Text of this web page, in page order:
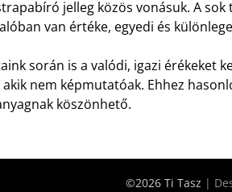
jelleg közös vonásuk. A
van értéke, egyedi és
során is a valódi, igazi érékeket
nem képmutatóak. Ehhez
köszönhető.
©2026 Ti Tasz |